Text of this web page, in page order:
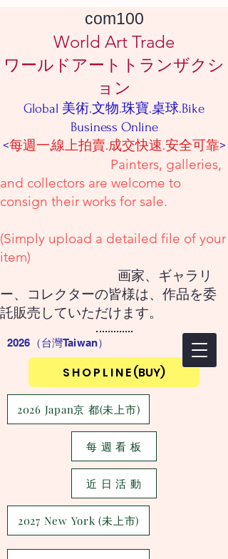
2026（台灣Taiwan）
S H O P L I N E (BUY)
2026 Japan京 都(未上市)
每 週 看 板
近 日 活 動
2027 New York (未上市)
com100
World Art Trade
ワールドアートトランザクシ
ョン
Global 美術.文物.珠寶.桌球.Bike
Business Online
<每週一,線上拍賣.成交快速.安全可靠>
Painters, galleries,
and collectors are welcome to
consign their works for sale.
(Simply upload a detailed file of your
item)
画家、ギャラリ
ー、コレクターの皆様は、作品を委
託販売していただけます。